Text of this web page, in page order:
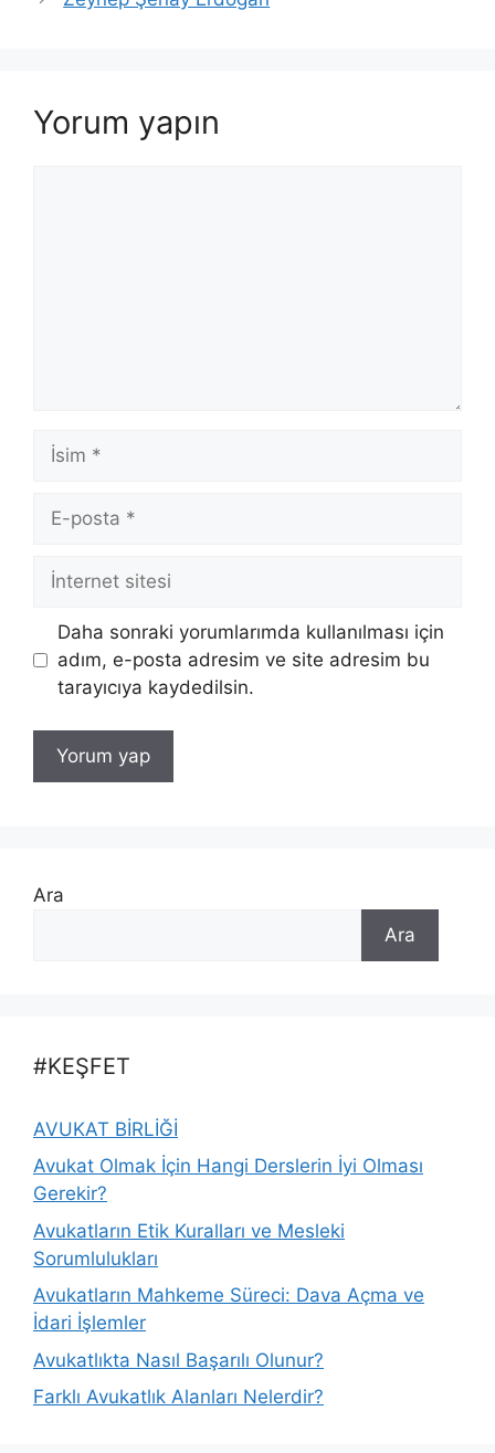
Yorum yapın
İsim
posta
İnternet
Daha sonraki yorumlarımda kullanılması için
adım, e-posta adresim ve site adresim bu
tarayıcıya kaydedilsin.
Ara
Ara
#KEŞFET
AVUKAT BİRLİĞİ
Avukat Olmak İçin Hangi Derslerin İyi Olması
Gerekir?
Avukatların Etik Kuralları ve Mesleki
Sorumlulukları
Avukatların Mahkeme Süreci: Dava Açma ve
İdari İşlemler
Avukatlıkta Nasıl Başarılı Olunur?
Farklı Avukatlık Alanları Nelerdir?